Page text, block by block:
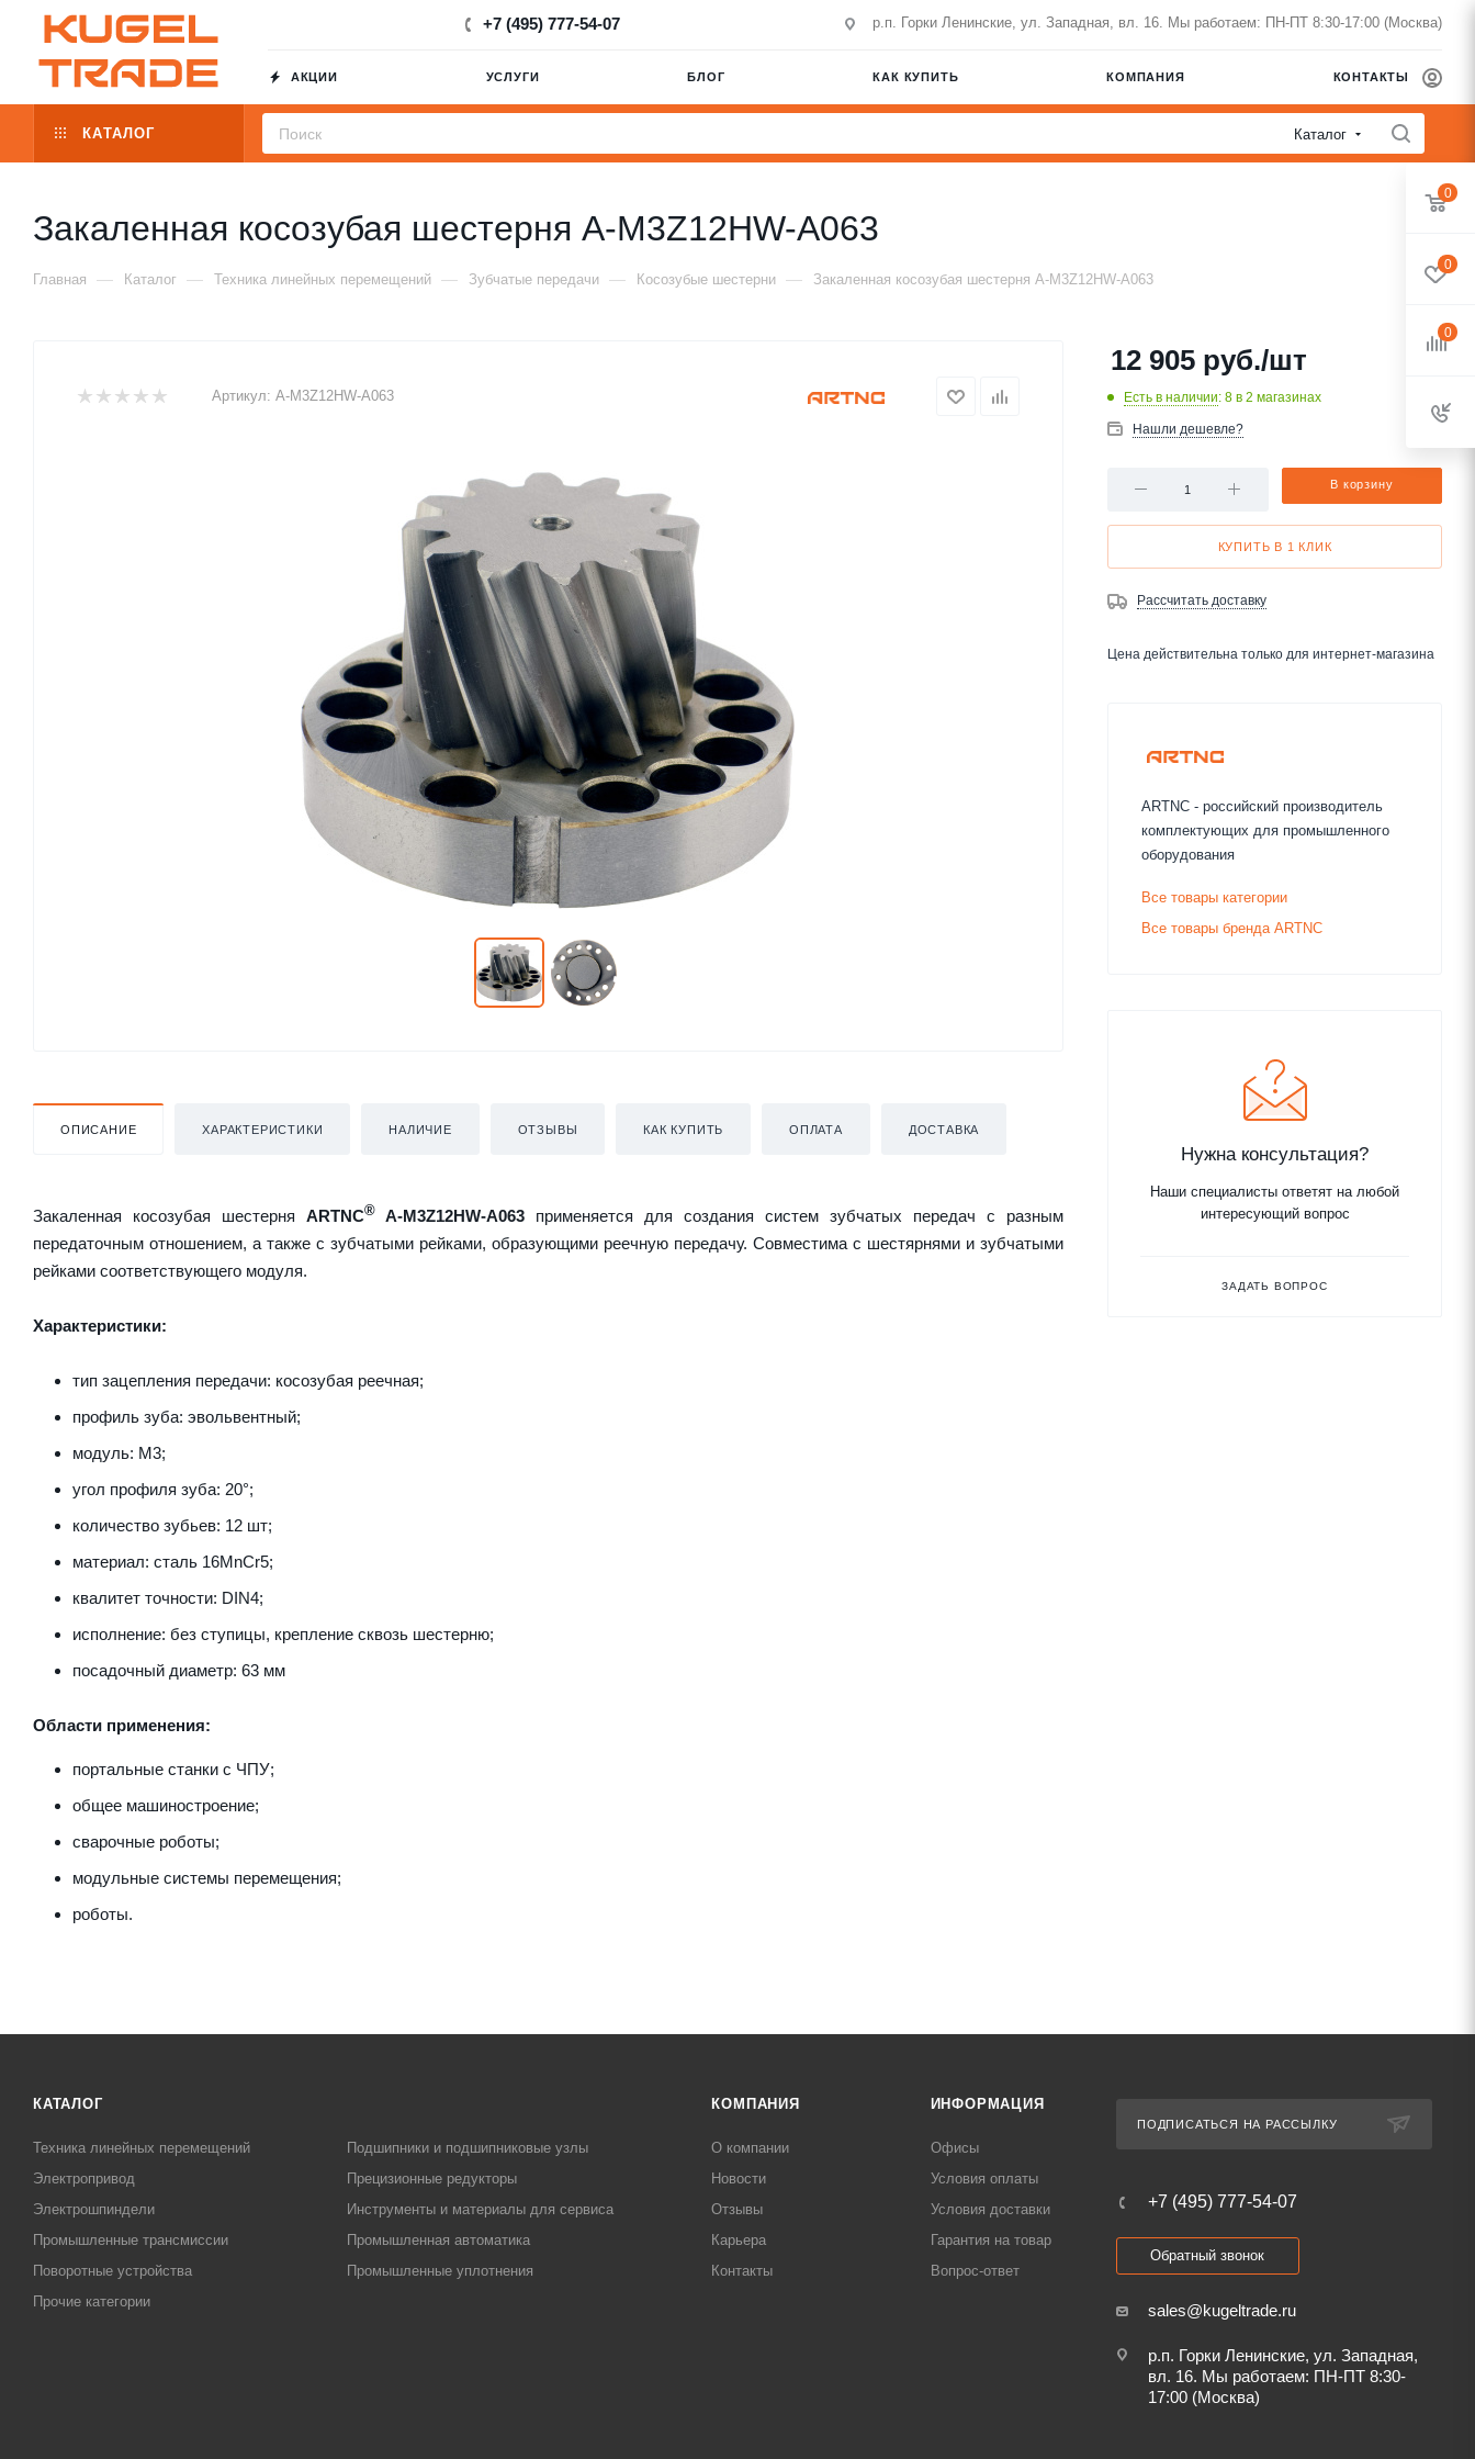
+7 (495) 777-54-07 р.п. Горки Ленинские, ул. Западная, вл. 16. Мы работаем: ПН-ПТ 8:30-17:00 (Москва)
АКЦИИ УСЛУГИ БЛОГ КАК КУПИТЬ КОМПАНИЯ КОНТАКТЫ
КАТАЛОГ Каталог
Закаленная косозубая шестерня A-M3Z12HW-A063
Главная — Каталог — Техника линейных перемещений — Зубчатые передачи — Косозубые шестерни — Закаленная косозубая шестерня A-M3Z12HW-A063
Артикул: A-M3Z12HW-A063
ОПИСАНИЕ ХАРАКТЕРИСТИКИ НАЛИЧИЕ ОТЗЫВЫ КАК КУПИТЬ ОПЛАТА ДОСТАВКА
Закаленная косозубая шестерня ARTNC® A-M3Z12HW-A063 применяется для создания систем зубчатых передач с разным
передаточным отношением, а также с зубчатыми рейками, образующими реечную передачу. Совместима с шестярнями и зубчатыми
рейками соответствующего модуля.
Характеристики:
тип зацепления передачи: косозубая реечная;
профиль зуба: эвольвентный;
модуль: M3;
угол профиля зуба: 20°;
количество зубьев: 12 шт;
материал: сталь 16MnCr5;
квалитет точности: DIN4;
исполнение: без ступицы, крепление сквозь шестерню;
посадочный диаметр: 63 мм
Области применения:
портальные станки с ЧПУ;
общее машиностроение;
сварочные роботы;
модульные системы перемещения;
роботы.
12 905 руб./шт
Есть в наличии: 8 в 2 магазинах
Нашли дешевле?
В корзину
КУПИТЬ В 1 КЛИК
Рассчитать доставку
Цена действительна только для интернет-магазина
ARTNC - российский производитель
комплектующих для промышленного
оборудования
Все товары категории
Все товары бренда ARTNC
Нужна консультация?
Наши специалисты ответят на любой
интересующий вопрос
ЗАДАТЬ ВОПРОС
КАТАЛОГ
Техника линейных перемещений
Подшипники и подшипниковые узлы
Электропривод
Прецизионные редукторы
Электрошпиндели
Инструменты и материалы для сервиса
Промышленные трансмиссии
Промышленная автоматика
Поворотные устройства
Промышленные уплотнения
Прочие категории
КОМПАНИЯ
О компании
Новости
Отзывы
Карьера
Контакты
ИНФОРМАЦИЯ
Офисы
Условия оплаты
Условия доставки
Гарантия на товар
Вопрос-ответ
ПОДПИСАТЬСЯ НА РАССЫЛКУ
+7 (495) 777-54-07
Обратный звонок
sales@kugeltrade.ru
р.п. Горки Ленинские, ул. Западная,
вл. 16. Мы работаем: ПН-ПТ 8:30-
17:00 (Москва)
0
0
0